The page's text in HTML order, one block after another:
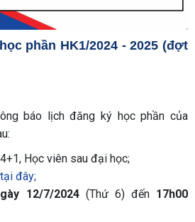
phần HK1/2024 - 2025 (đợt
báo lịch đăng ký học phần của
Học viên sau đại học;
đây;
12/7/2024 (Thứ 6) đến 17h00